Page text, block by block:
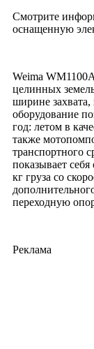
Смотрите
оснащенную
Weima
целинных
ширине
оборудование
год: летом в
также
транспортного
показывает
кг груза со
переходную
Реклама